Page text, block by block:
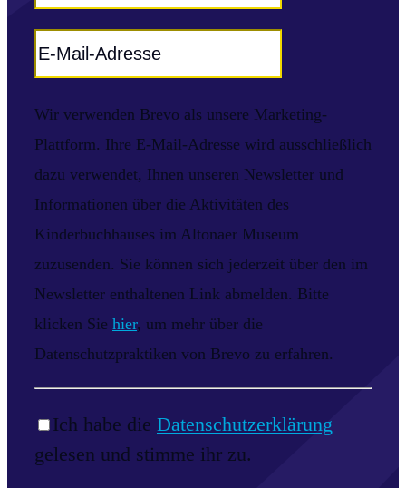
Wir verwenden Brevo als unsere Marketing-
Plattform. Ihre E-Mail-Adresse wird ausschließlich
dazu verwendet, Ihnen unseren Newsletter und
Informationen über die Aktivitäten des
Kinderbuchhauses im Altonaer Museum
zuzusenden. Sie können sich jederzeit über den im
Newsletter enthaltenen Link abmelden. Bitte
klicken Sie hier, um mehr über die
Datenschutzpraktiken von Brevo zu erfahren.
Ich habe die Datenschutzerklärung
gelesen und stimme ihr zu.